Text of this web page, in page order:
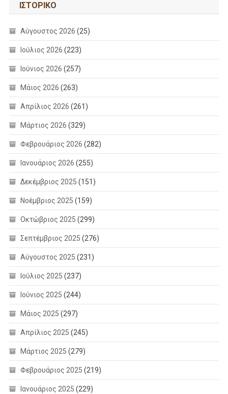
ΙΣΤΟΡΙΚΌ
Αύγουστος 2026 (25)
Ιούλιος 2026 (223)
Ιούνιος 2026 (257)
Μάιος 2026 (263)
Απρίλιος 2026 (261)
Μάρτιος 2026 (329)
Φεβρουάριος 2026 (282)
Ιανουάριος 2026 (255)
Δεκέμβριος 2025 (151)
Νοέμβριος 2025 (159)
Οκτώβριος 2025 (299)
Σεπτέμβριος 2025 (276)
Αύγουστος 2025 (231)
Ιούλιος 2025 (237)
Ιούνιος 2025 (244)
Μάιος 2025 (297)
Απρίλιος 2025 (245)
Μάρτιος 2025 (279)
Φεβρουάριος 2025 (219)
Ιανουάριος 2025 (229)